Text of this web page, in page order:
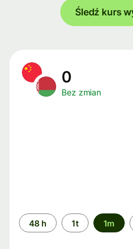
Śledź kurs
0
Bez zmian
Przedział
czasu
48 h 1t 1m